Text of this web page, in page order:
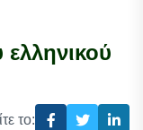
ελληνικού
το: